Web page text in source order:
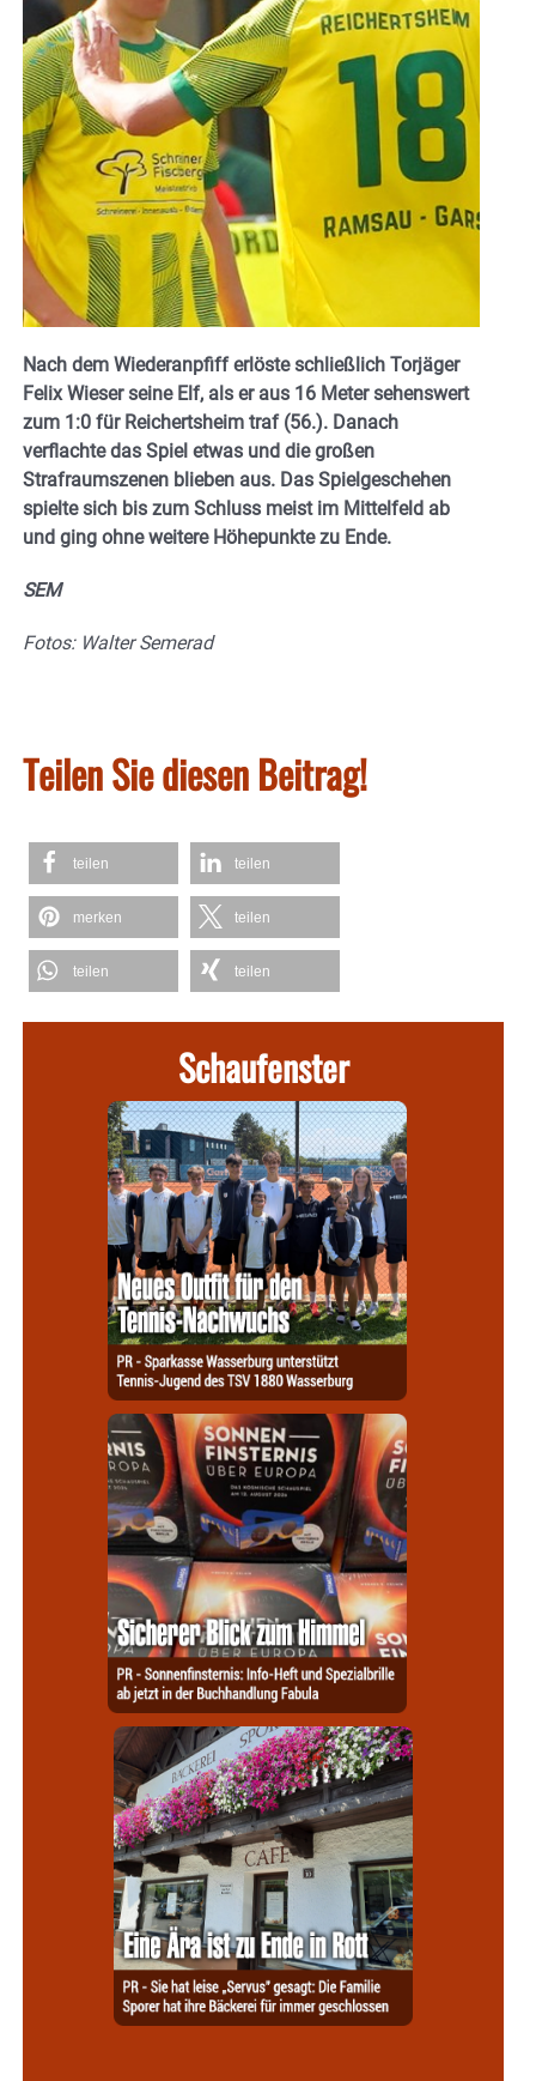
Nach dem Wiederanpfiff erlöste schließlich Torjäger
Felix Wieser seine Elf, als er aus 16 Meter sehenswert
zum 1:0 für Reichertsheim traf (56.). Danach
verflachte das Spiel etwas und die großen
Strafraumszenen blieben aus. Das Spielgeschehen
spielte sich bis zum Schluss meist im Mittelfeld ab
und ging ohne weitere Höhepunkte zu Ende.
SEM
Fotos: Walter Semerad
Teilen Sie diesen Beitrag!
teilen teilen
merken teilen
teilen teilen
Schaufenster